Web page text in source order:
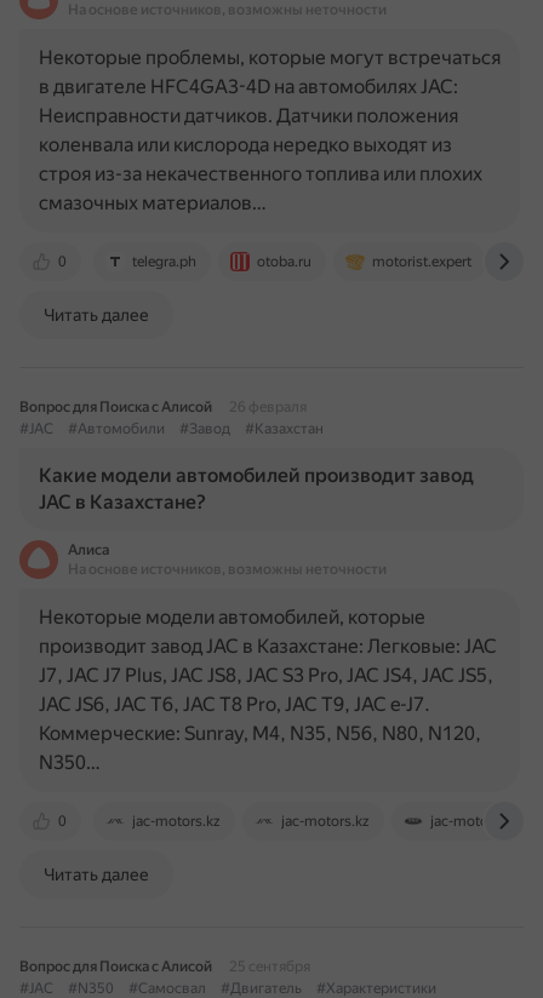
На основе источников, возможны неточности
0 telegra.ph otoba.ru motorist.expert
Некоторые проблемы, которые могут встречаться
в двигателе HFC4GA3-4D на автомобилях JAC:
Неисправности датчиков. Датчики положения
коленвала или кислорода нередко выходят из
строя из-за некачественного топлива или плохих
смазочных материалов…
Читать далее
Вопрос для Поиска с Алисой
26 февраля
#JAC
#Автомобили #Завод #Казахстан
Какие модели автомобилей производит завод
JAC в Казахстане?
Алиса
На основе источников, возможны неточности
0 jac-motors.kz jac-motors.kz jac-
Некоторые модели автомобилей, которые
производит завод JAC в Казахстане: Легковые: JAC
J7, JAC J7 Plus, JAC JS8, JAC S3 Pro, JAC JS4, JAC JS5,
JAC JS6, JAC T6, JAC T8 Pro, JAC T9, JAC e-J7.
Коммерческие: Sunray, M4, N35, N56, N80, N120,
N350…
Читать далее
Вопрос для Поиска с Алисой
25 сентября
#JAC
#N350 #Самосвал #Двигатель #Характеристики